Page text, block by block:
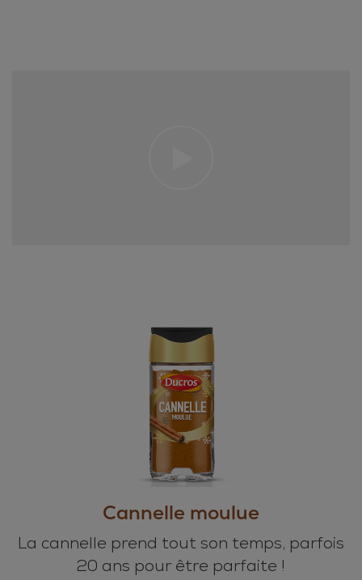
Cannelle moulue
La cannelle prend tout son temps, parfois
20 ans pour être parfaite !